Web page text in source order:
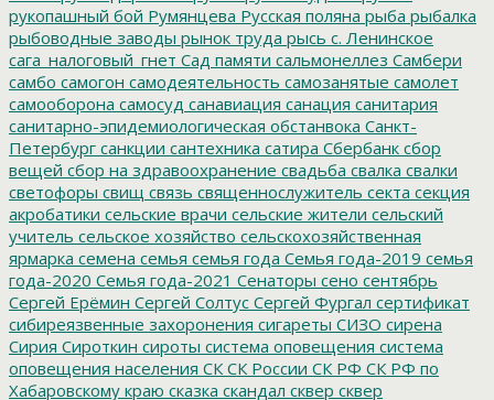
рукопашный бой Румянцева Русская поляна рыба рыбалка
рыбоводные заводы рынок труда рысь с. Ленинское
сага_налоговый_гнет Сад памяти сальмонеллез Самбери
самбо самогон самодеятельность самозанятые самолет
самооборона самосуд санавиация санация санитария
санитарно-эпидемиологическая обстанвока Санкт-
Петербург санкции сантехника сатира Сбербанк сбор
вещей сбор на здравоохранение свадьба свалка свалки
светофоры свищ связь священнослужитель секта секция
акробатики сельские врачи сельские жители сельский
учитель сельское хозяйство сельскохозяйственная
ярмарка семена семья семья года Семья года-2019 семья
года-2020 Семья года-2021 Сенаторы сено сентябрь
Сергей Ерёмин Сергей Солтус Сергей Фургал сертификат
сибиреязвенные захоронения сигареты СИЗО сирена
Сирия Сироткин сироты система оповещения система
оповещения населения СК СК России СК РФ СК РФ по
Хабаровскому краю сказка скандал сквер сквер